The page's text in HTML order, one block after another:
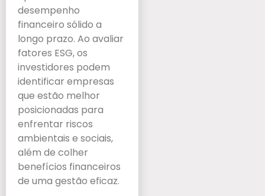
desempenho
financeiro sólido a
longo prazo. Ao avaliar
fatores ESG, os
investidores podem
identificar empresas
que estão melhor
posicionadas para
enfrentar riscos
ambientais e sociais,
além de colher
benefícios financeiros
de uma gestão eficaz.